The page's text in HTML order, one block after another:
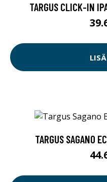
TARGUS CLICK-IN
TARGUS SAGANO